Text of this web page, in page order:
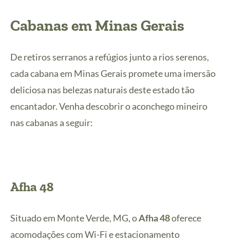
Cabanas em Minas Gerais
De retiros serranos a refúgios junto a rios serenos,
cada cabana em Minas Gerais promete uma imersão
deliciosa nas belezas naturais deste estado tão
encantador. Venha descobrir o aconchego mineiro
nas cabanas a seguir:
Afha 48
Situado em Monte Verde, MG, oAfha 48oferece
acomodações com Wi-Fi e estacionamento